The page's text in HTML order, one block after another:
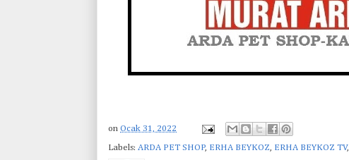
on Ocak 31, 2022
Labels: ARDA PET SHOP, ERHA BEYKOZ, ERHA BEYKOZ TV,